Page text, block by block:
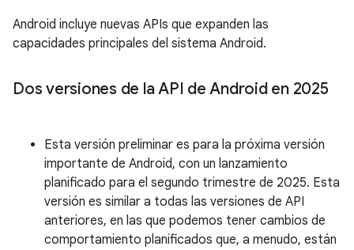
Android incluye nuevas APIs que expanden las
capacidades principales del sistema Android.
Dos versiones de la API de Android en 2025
Esta versión preliminar es para la próxima versión
importante de Android, con un lanzamiento
planificado para el segundo trimestre de 2025. Esta
versión es similar a todas las versiones de API
anteriores, en las que podemos tener cambios de
comportamiento planificados que, a menudo, están